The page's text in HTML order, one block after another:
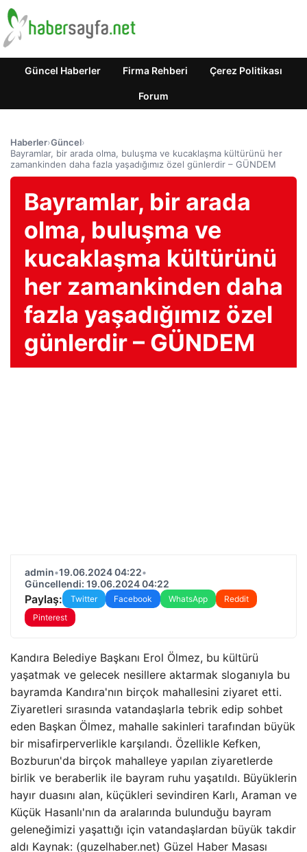
Güncel Haberler Firma Rehberi Çerez Politikası
Forum
Haberler›Güncel›
Bayramlar, bir arada olma, buluşma ve kucaklaşma kültürünü her
zamankinden daha fazla yaşadığımız özel günlerdir – GÜNDEM
Bayramlar, bir arada
olma, buluşma ve
kucaklaşma kültürünü
her zamankinden daha
fazla yaşadığımız özel
günlerdir – GÜNDEM
admin•19.06.2024 04:22•
Güncellendi: 19.06.2024 04:22
Paylaş: Twitter Facebook WhatsApp
Reddit
Pinterest
Kandıra Belediye Başkanı Erol Ölmez, bu kültürü
yaşatmak ve gelecek nesillere aktarmak sloganıyla bu
bayramda Kandıra'nın birçok mahallesini ziyaret etti.
Ziyaretleri sırasında vatandaşlarla tebrik edip sohbet
eden Başkan Ölmez, mahalle sakinleri tarafından büyük
bir misafirperverlikle karşılandı. Özellikle Kefken,
Bozburun'da birçok mahalleye yapılan ziyaretlerde
birlik ve beraberlik ile bayram ruhu yaşatıldı. Büyüklerin
hayır duasını alan, küçükleri sevindiren Karlı, Araman ve
Küçük Hasanlı'nın da aralarında bulunduğu bayram
geleneğimizi yaşattığı için vatandaşlardan büyük takdir
aldı Kaynak: (guzelhaber.net) Güzel Haber Masası